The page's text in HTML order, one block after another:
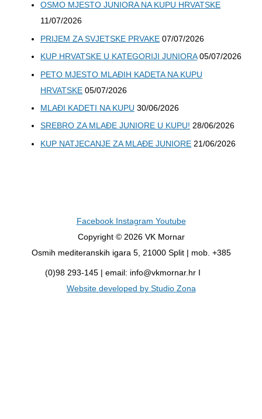
OSMO MJESTO JUNIORA NA KUPU HRVATSKE
11/07/2026
PRIJEM ZA SVJETSKE PRVAKE 07/07/2026
KUP HRVATSKE U KATEGORIJI JUNIORA 05/07/2026
PETO MJESTO MLAĐIH KADETA NA KUPU
HRVATSKE 05/07/2026
MLAĐI KADETI NA KUPU 30/06/2026
SREBRO ZA MLAĐE JUNIORE U KUPU! 28/06/2026
KUP NATJECANJE ZA MLAĐE JUNIORE 21/06/2026
Facebook Instagram Youtube
Copyright © 2026 VK Mornar
Osmih mediteranskih igara 5, 21000 Split | mob. +385
(0)98 293-145 | email: info@vkmornar.hr I
Website developed by Studio Zona